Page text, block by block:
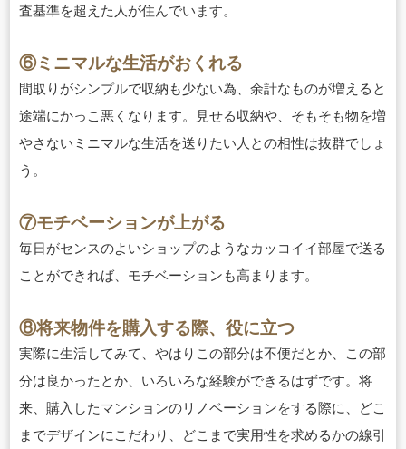
査基準を超えた人が住んでいます。
⑥ミニマルな生活がおくれる
間取りがシンプルで収納も少ない為、余計なものが増えると
途端にかっこ悪くなります。見せる収納や、そもそも物を増
やさないミニマルな生活を送りたい人との相性は抜群でしょ
う。
⑦モチベーションが上がる
毎日がセンスのよいショップのようなカッコイイ部屋で送る
ことができれば、モチベーションも高まります。
⑧将来物件を購入する際、役に立つ
実際に生活してみて、やはりこの部分は不便だとか、この部
分は良かったとか、いろいろな経験ができるはずです。将
来、購入したマンションのリノベーションをする際に、どこ
までデザインにこだわり、どこまで実用性を求めるかの線引